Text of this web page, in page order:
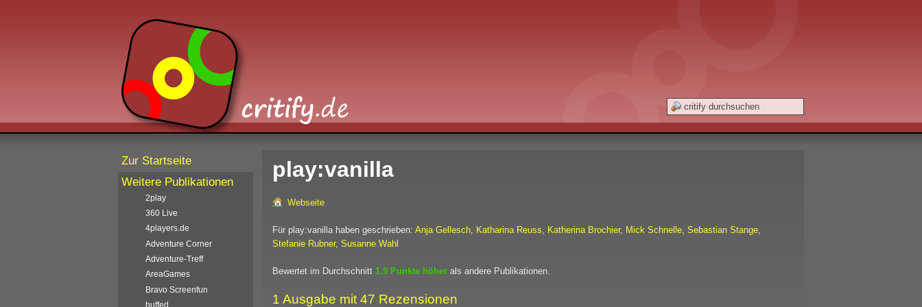
play:vanilla
Webseite
Für play:vanilla haben geschrieben: Anja Gellesch Katharina Reuss Katherina Brochier, Mick Schnelle Sebastian Stange
Stefanie Rubner, Susanne Wahl
Bewertet im Durchschnitt 1.9 Punkte höher als andere Publikationen.
1 Ausgabe mit 47 Rezensionen
Zur Startseite
Weitere Publikationen
2play
360 Live
4players.de
Adventure Corner
Adventure-Treff
AreaGames
Bravo Screenfun